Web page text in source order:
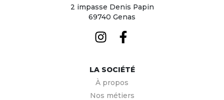
2 impasse Denis Papin
69740 Genas
LA SOCIÉTÉ
À propos
Nos métiers